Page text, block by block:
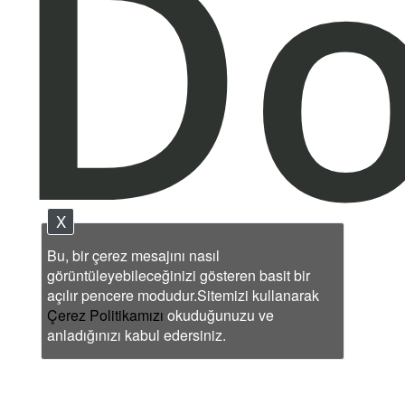
Bu, bir çerez mesajını nasıl
görüntüleyebileceğinizi gösteren basit bir
açılır pencere modudur.Sitemizi kullanarak
Çerez Politikamızı okuduğunuzu ve
anladığınızı kabul edersiniz.
X